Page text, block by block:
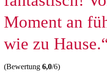
Moment an
wie zu
(Bewertung 6,0/6)